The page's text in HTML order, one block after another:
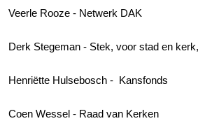
Veerle Rooze - Netwerk DAK
Derk Stegeman - Stek, voor stad en
Henriëtte Hulsebosch - Kansfonds
Coen Wessel - Raad van Kerken